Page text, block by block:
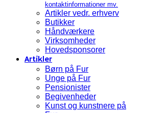
kontaktinformationer mv.
Artikler vedr. erhverv
Butikker
Håndværkere
Virksomheder
Hovedsponsorer
Artikler
Børn på Fur
Unge på Fur
Pensionister
Begivenheder
Kunst og kunstnere på